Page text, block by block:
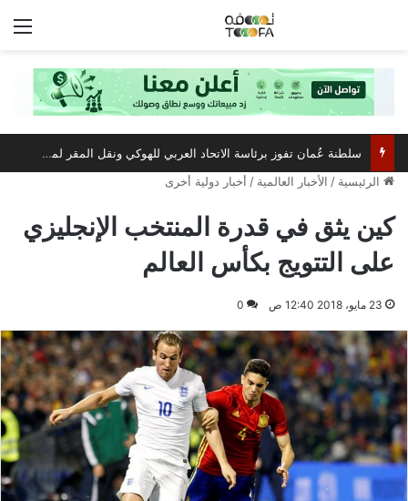
سلطنة عُمان تفوز برئاسة الاتحاد العربي للهوكي ونقل المقر لمسقط
الرئيسية / الأخبار العالمية / أخبار دولية أخرى
كين يثق في قدرة المنتخب الإنجليزي
على التتويج بكأس العالم
23 مايو، 2018 12:40 ص 0